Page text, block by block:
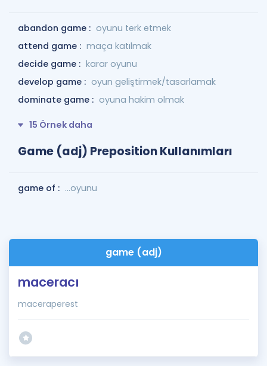
abandon game : oyunu terk etmek
attend game : maça katılmak
decide game : karar oyunu
develop game : oyun geliştirmek/tasarlamak
dominate game : oyuna hakim olmak
15 Örnek daha
Game (adj) Preposition Kullanımları
game of : ...oyunu
game (adj)
maceracı
maceraperest